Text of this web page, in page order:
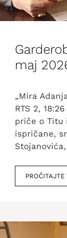
maj
„Mira
RTS 2,
priče o Titu
ispričane,
PROČITAJTE